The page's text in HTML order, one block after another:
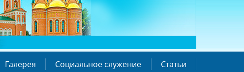
Галерея Социальное служение Статьи